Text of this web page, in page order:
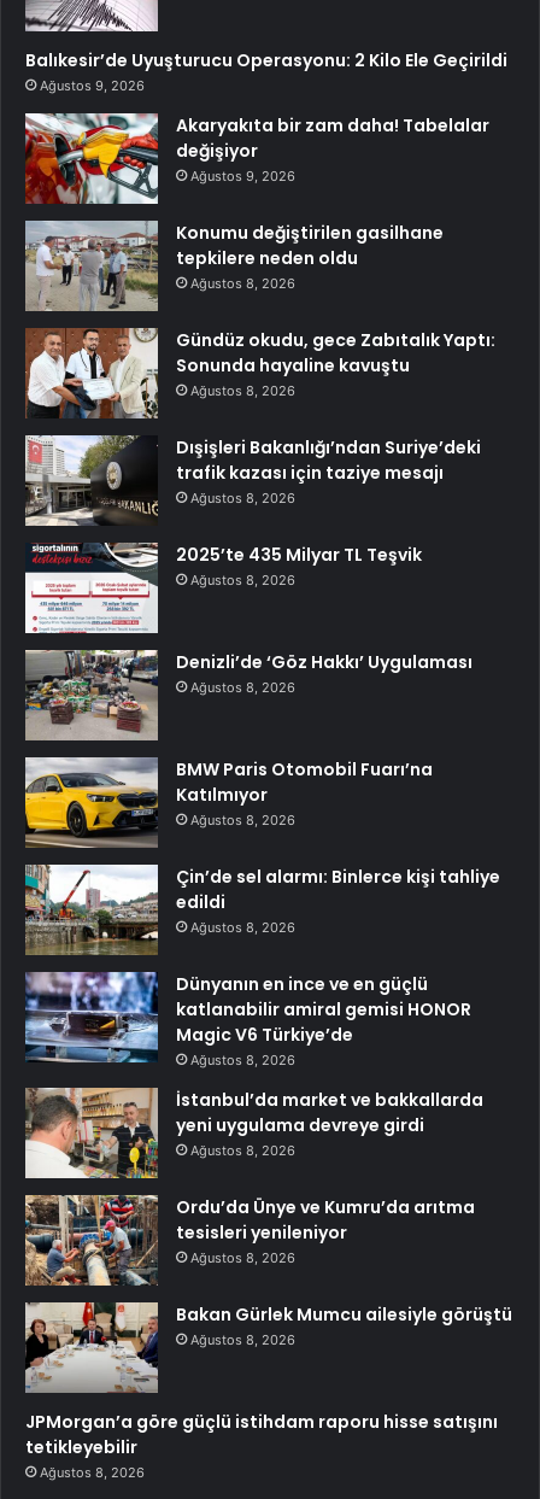
Balıkesir’de Uyuşturucu Operasyonu: 2 Kilo Ele Geçirildi
Ağustos 9, 2026
Akaryakıta bir zam daha! Tabelalar
değişiyor
Ağustos 9, 2026
Konumu değiştirilen gasilhane
tepkilere neden oldu
Ağustos 8, 2026
Gündüz okudu, gece Zabıtalık Yaptı:
Sonunda hayaline kavuştu
Ağustos 8, 2026
Dışişleri Bakanlığı’ndan Suriye’deki
trafik kazası için taziye mesajı
Ağustos 8, 2026
2025’te 435 Milyar TL Teşvik
Ağustos 8, 2026
Denizli’de ‘Göz Hakkı’ Uygulaması
Ağustos 8, 2026
BMW Paris Otomobil Fuarı’na
Katılmıyor
Ağustos 8, 2026
Çin’de sel alarmı: Binlerce kişi tahliye
edildi
Ağustos 8, 2026
Dünyanın en ince ve en güçlü
katlanabilir amiral gemisi HONOR
Magic V6 Türkiye’de
Ağustos 8, 2026
İstanbul’da market ve bakkallarda
yeni uygulama devreye girdi
Ağustos 8, 2026
Ordu’da Ünye ve Kumru’da arıtma
tesisleri yenileniyor
Ağustos 8, 2026
Bakan Gürlek Mumcu ailesiyle görüştü
Ağustos 8, 2026
JPMorgan’a göre güçlü istihdam raporu hisse satışını
tetikleyebilir
Ağustos 8, 2026